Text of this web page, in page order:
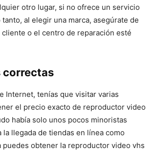
otro lugar, si no ofrece un servicio
al elegir una marca, asegúrate de
o el centro de reparación esté
correctas
Internet, tenías que visitar varias
el precio exacto de reproductor video
había solo unos pocos minoristas
la llegada de tiendas en línea como
puedes obtener la reproductor video vhs